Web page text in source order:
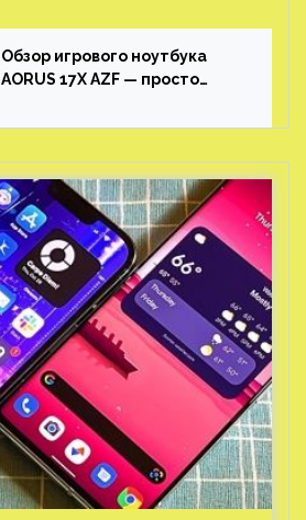
Обзор игрового ноутбука
AORUS 17X AZF — просто